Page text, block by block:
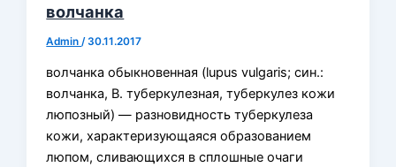
волчанка
Admin /30.11.2017
волчанка обыкновенная (lupus vulgaris; син.:
волчанка, В. туберкулезная, туберкулез кожи
люпозный) — разновидность туберкулеза
кожи, характеризующаяся образованием
люпом, сливающихся в сплошные очаги